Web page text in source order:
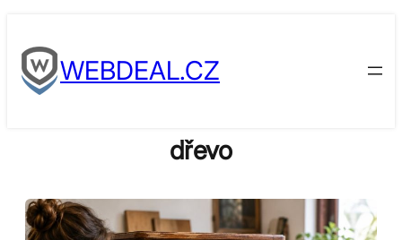
to
contentWEBDEAL.CZ
dřevo